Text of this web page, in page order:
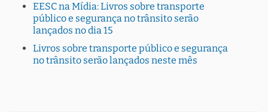
EESC na Mídia: Livros sobre transporte
público e segurança no trânsito serão
lançados no dia 15
Livros sobre transporte público e segurança
no trânsito serão lançados neste mês